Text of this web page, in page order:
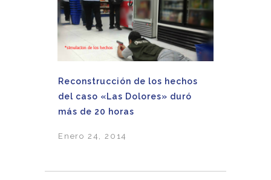
Reconstrucción de los hechos
del caso «Las Dolores» duró
más de 20 horas
Enero 24, 2014